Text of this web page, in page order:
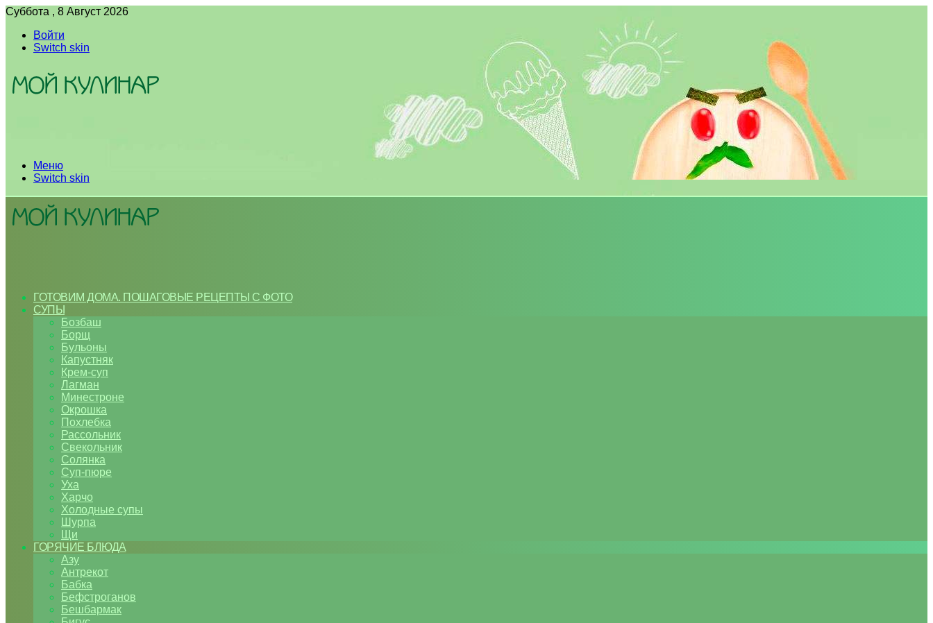
Суббота , 8 Август 2026
Войти
Switch skin
Меню
Switch skin
ГОТОВИМ ДОМА. ПОШАГОВЫЕ РЕЦЕПТЫ С ФОТО
СУПЫ
Бозбаш
Борщ
Бульоны
Капустняк
Крем-суп
Лагман
Минестроне
Окрошка
Похлебка
Рассольник
Свекольник
Солянка
Суп-пюре
Уха
Харчо
Холодные супы
Шурпа
Щи
ГОРЯЧИЕ БЛЮДА
Азу
Антрекот
Бабка
Бефстроганов
Бешбармак